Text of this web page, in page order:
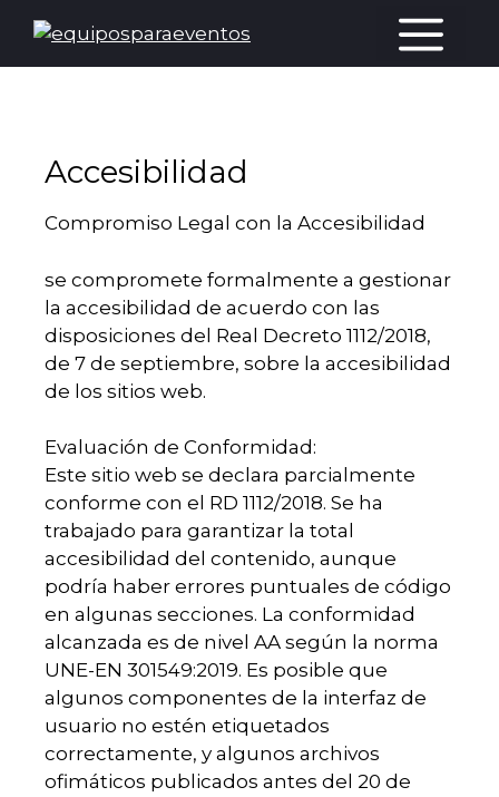
Accesibilidad
Compromiso Legal con la Accesibilidad
se compromete formalmente a gestionar
la accesibilidad de acuerdo con las
disposiciones del Real Decreto 1112/2018,
de 7 de septiembre, sobre la accesibilidad
de los sitios web.
Evaluación de Conformidad:
Este sitio web se declara parcialmente
conforme con el RD 1112/2018. Se ha
trabajado para garantizar la total
accesibilidad del contenido, aunque
podría haber errores puntuales de código
en algunas secciones. La conformidad
alcanzada es de nivel AA según la norma
UNE-EN 301549:2019. Es posible que
algunos componentes de la interfaz de
usuario no estén etiquetados
correctamente, y algunos archivos
ofimáticos publicados antes del 20 de